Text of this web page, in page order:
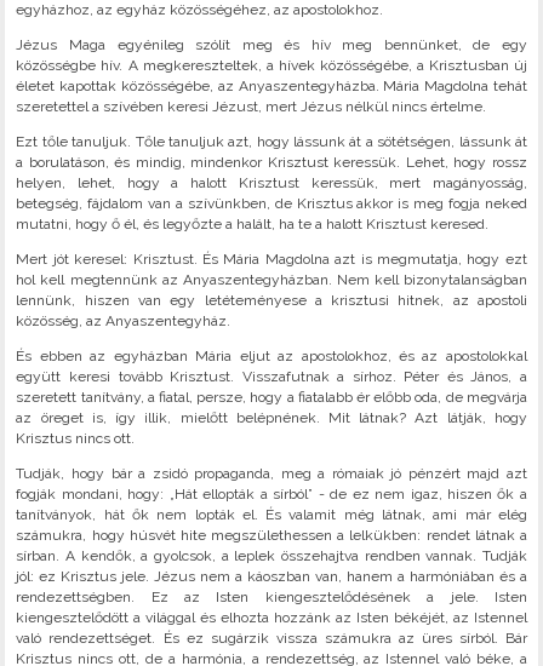
egyházhoz, az egyház közösségéhez, az apostolokhoz.
Jézus Maga egyénileg szólít meg és hív meg bennünket, de egy
közösségbe hív. A megkereszteltek, a hívek közösségébe, a Krisztusban új
életet kapottak közösségébe, az Anyaszentegyházba. Mária Magdolna tehát
szeretettel a szívében keresi Jézust, mert Jézus nélkül nincs értelme.
Ezt tőle tanuljuk. Tőle tanuljuk azt, hogy lássunk át a sötétségen, lássunk át
a borulatáson, és mindig, mindenkor Krisztust keressük. Lehet, hogy rossz
helyen, lehet, hogy a halott Krisztust keressük, mert magányosság,
betegség, fájdalom van a szívünkben, de Krisztus akkor is meg fogja neked
mutatni, hogy ő él, és legyőzte a halált, ha te a halott Krisztust keresed.
Mert jót keresel: Krisztust. És Mária Magdolna azt is megmutatja, hogy ezt
hol kell megtennünk az Anyaszentegyházban. Nem kell bizonytalanságban
lennünk, hiszen van egy letéteményese a krisztusi hitnek, az apostoli
közösség, az Anyaszentegyház.
És ebben az egyházban Mária eljut az apostolokhoz, és az apostolokkal
együtt keresi tovább Krisztust. Visszafutnak a sírhoz. Péter és János, a
szeretett tanítvány, a fiatal, persze, hogy a fiatalabb ér előbb oda, de megvárja
az öreget is, így illik, mielőtt belépnének. Mit látnak? Azt látják, hogy
Krisztus nincs ott.
Tudják, hogy bár a zsidó propaganda, meg a rómaiak jó pénzért majd azt
fogják mondani, hogy: „Hát ellopták a sírból” - de ez nem igaz, hiszen ők a
tanítványok, hát ők nem lopták el. És valamit még látnak, ami már elég
számukra, hogy húsvét hite megszülethessen a lelkükben: rendet látnak a
sírban. A kendők, a gyolcsok, a leplek összehajtva rendben vannak. Tudják
jól: ez Krisztus jele. Jézus nem a káoszban van, hanem a harmóniában és a
rendezettségben. Ez az Isten kiengesztelődésének a jele. Isten
kiengesztelődött a világgal és elhozta hozzánk az Isten békéjét, az Istennel
való rendezettséget. És ez sugárzik vissza számukra az üres sírból. Bár
Krisztus nincs ott, de a harmónia, a rendezettség, az Istennel való béke, a